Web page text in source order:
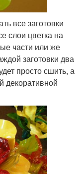
все заготовки
слои цветка на
части или же
заготовки два
просто сшить, а
декоративной